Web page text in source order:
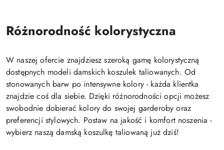
Różnorodność kolorystyczna
W naszej ofercie znajdziesz szeroką gamę kolorystyczną
dostępnych modeli damskich koszulek taliowanych. Od
stonowanych barw po intensywne kolory - każda klientka
znajdzie coś dla siebie. Dzięki różnorodności opcji możesz
swobodnie dobierać kolory do swojej garderoby oraz
preferencji stylowych. Postaw na jakość i komfort noszenia -
wybierz naszą damską koszulkę taliowaną już dziś!